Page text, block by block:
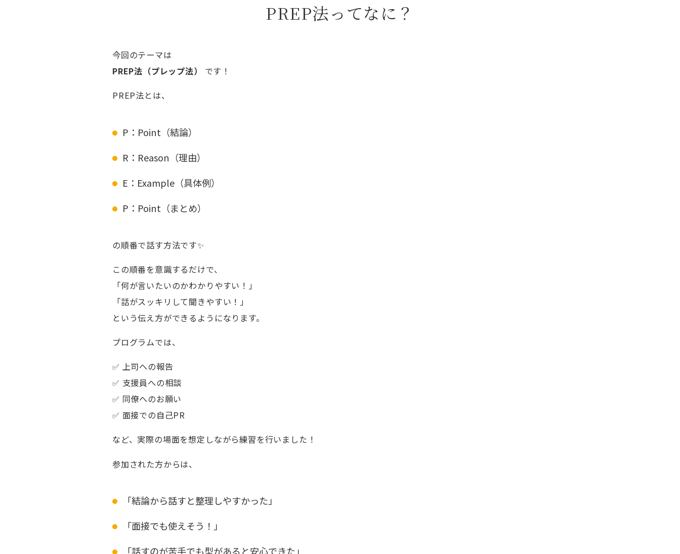
PREP法ってなに？
今回のテーマは
PREP法（プレップ法）
です！
PREP法とは、
P：Point（結論）
R：Reason（理由）
E：Example（具体例）
P：Point（まとめ）
の順番で話す方法です✨
この順番を意識するだけで、
「何が言いたいのかわかりやすい！」
「話がスッキリして聞きやすい！」
という伝え方ができるようになります。
プログラムでは、
✅ 上司への報告
✅ 支援員への相談
✅ 同僚へのお願い
✅ 面接での自己PR
など、実際の場面を想定しながら練習を行いました！
参加された方からは、
「結論から話すと整理しやすかった」
「面接でも使えそう！」
「話すのが苦手でも型があると安心できた」